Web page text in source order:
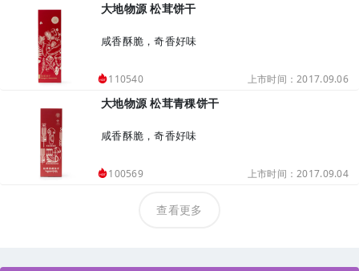
大地物源 松茸饼干
咸香酥脆，奇香好味
110540 上市时间：2017.09.06
大地物源 松茸青稞饼干
咸香酥脆，奇香好味
100569 上市时间：2017.09.04
查看更多